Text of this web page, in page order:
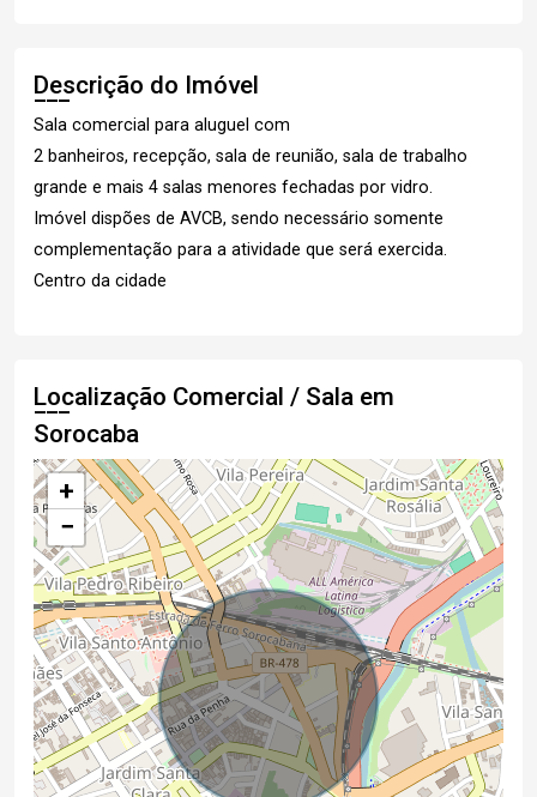
Descrição do Imóvel
Sala comercial para aluguel com
2 banheiros, recepção, sala de reunião, sala de trabalho
grande e mais 4 salas menores fechadas por vidro.
Imóvel dispões de AVCB, sendo necessário somente
complementação para a atividade que será exercida.
Centro da cidade
Localização Comercial / Sala em
Sorocaba
+
−